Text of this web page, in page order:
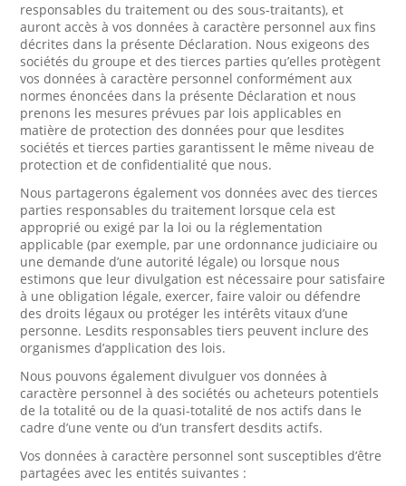
responsables du traitement ou des sous-traitants), et
auront accès à vos données à caractère personnel aux fins
décrites dans la présente Déclaration. Nous exigeons des
sociétés du groupe et des tierces parties qu’elles protègent
vos données à caractère personnel conformément aux
normes énoncées dans la présente Déclaration et nous
prenons les mesures prévues par lois applicables en
matière de protection des données pour que lesdites
sociétés et tierces parties garantissent le même niveau de
protection et de confidentialité que nous.
Nous partagerons également vos données avec des tierces
parties responsables du traitement lorsque cela est
approprié ou exigé par la loi ou la réglementation
applicable (par exemple, par une ordonnance judiciaire ou
une demande d’une autorité légale) ou lorsque nous
estimons que leur divulgation est nécessaire pour satisfaire
à une obligation légale, exercer, faire valoir ou défendre
des droits légaux ou protéger les intérêts vitaux d’une
personne. Lesdits responsables tiers peuvent inclure des
organismes d’application des lois.
Nous pouvons également divulguer vos données à
caractère personnel à des sociétés ou acheteurs potentiels
de la totalité ou de la quasi-totalité de nos actifs dans le
cadre d’une vente ou d’un transfert desdits actifs.
Vos données à caractère personnel sont susceptibles d’être
partagées avec les entités suivantes :